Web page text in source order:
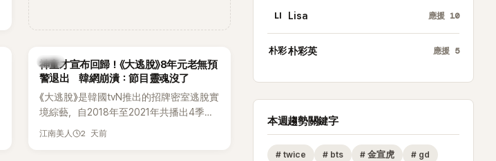
韓星
神童才宣布回歸！《大逃脫》8年元老無預
警退出 韓網崩潰：節目靈魂沒了
《大逃脫》是韓國tvN推出的招牌密室逃脫實
境綜藝，自2018年至2021年共播出4季，
由鄭鍾淵PD打造完整的「大逃脫宇宙
江南美人 2 天前
LI Lisa 應援 10
朴彩朴彩英 應援 5
本週趨勢關鍵字
# twice # bts # 金宣虎 # gd